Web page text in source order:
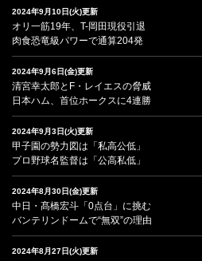
2024年9月10日(火)更新
オリ一筋19年、T-岡田現役引退
肉食恐竜級パワーで通算204発
2024年9月6日(金)更新
清宮幸太郎とF・レイエスの脅威
日本ハム、首位ホークスに4連勝
2024年9月3日(火)更新
甲子園の勢力図は「私高公低」
プロ野球名監督は「公高私低」
2024年8月30日(金)更新
中日・髙橋宏斗「0点台」に挑む
バンテリンドームで“無双”の理由
2024年8月27日(火)更新